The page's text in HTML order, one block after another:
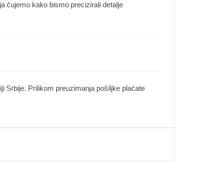
čujemo kako bismo precizirali detalje
Srbije. Prilikom preuzimanja pošiljke plaćate